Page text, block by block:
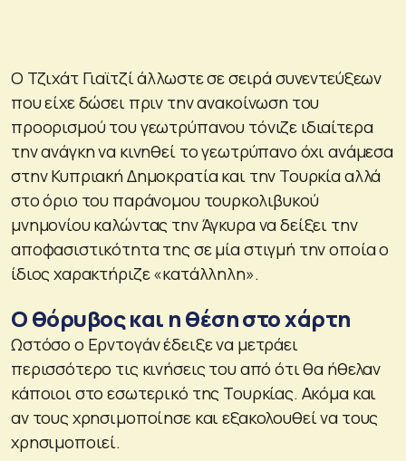
Ο Τζιχάτ Γιαϊτζί άλλωστε σε σειρά συνεντεύξεων
που είχε δώσει πριν την ανακοίνωση του
προορισμού του γεωτρύπανου τόνιζε ιδιαίτερα
την ανάγκη να κινηθεί το γεωτρύπανο όχι ανάμεσα
στην Κυπριακή Δημοκρατία και την Τουρκία αλλά
στο όριο του παράνομου τουρκολιβυκού
μνημονίου καλώντας την Άγκυρα να δείξει την
αποφασιστικότητα της σε μία στιγμή την οποία ο
ίδιος χαρακτήριζε «κατάλληλη».
Ο θόρυβος και η θέση στο χάρτη
Ωστόσο ο Ερντογάν έδειξε να μετράει
περισσότερο τις κινήσεις του από ότι θα ήθελαν
κάποιοι στο εσωτερικό της Τουρκίας. Ακόμα και
αν τους χρησιμοποίησε και εξακολουθεί να τους
χρησιμοποιεί.